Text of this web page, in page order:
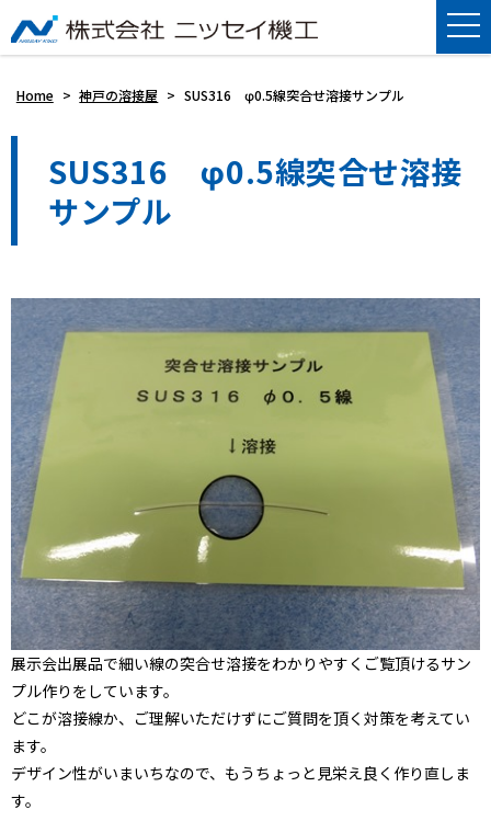
Home > 神戸の溶接屋 > SUS316 φ0.5線突合せ溶接サンプル
SUS316 φ0.5線突合せ溶接
サンプル
展示会出展品で細い線の突合せ溶接をわかりやすくご覧頂けるサン
プル作りをしています。
どこが溶接線か、ご理解いただけずにご質問を頂く対策を考えてい
ます。
デザイン性がいまいちなので、もうちょっと見栄え良く作り直しま
す。